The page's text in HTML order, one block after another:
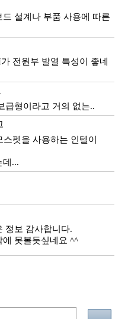
설계나 부품 사용에 따른
전원부 발열 특성이 좋네
급형이라고 거의 없는..
펫을 사용하는 인텔이
데...
정보 감사합니다.
못볼듯싶네요 ^^